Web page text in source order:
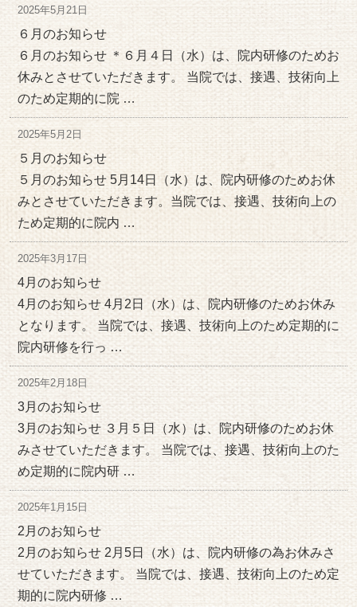
2025年5月21日
６月のお知らせ
６月のお知らせ ＊６月４日（水）は、院内研修のためお
休みとさせていただきます。 当院では、接遇、技術向上
のため定期的に院 …
2025年5月2日
５月のお知らせ
５月のお知らせ 5月14日（水）は、院内研修のためお休
みとさせていただきます。当院では、接遇、技術向上の
ため定期的に院内 …
2025年3月17日
4月のお知らせ
4月のお知らせ 4月2日（水）は、院内研修のためお休み
となります。 当院では、接遇、技術向上のため定期的に
院内研修を行っ …
2025年2月18日
3月のお知らせ
3月のお知らせ ３月５日（水）は、院内研修のためお休
みさせていただきます。 当院では、接遇、技術向上のた
め定期的に院内研 …
2025年1月15日
2月のお知らせ
2月のお知らせ 2月5日（水）は、院内研修の為お休みさ
せていただきます。 当院では、接遇、技術向上のため定
期的に院内研修 …